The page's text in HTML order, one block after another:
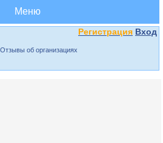
Меню
Регистрация Вход
об организациях